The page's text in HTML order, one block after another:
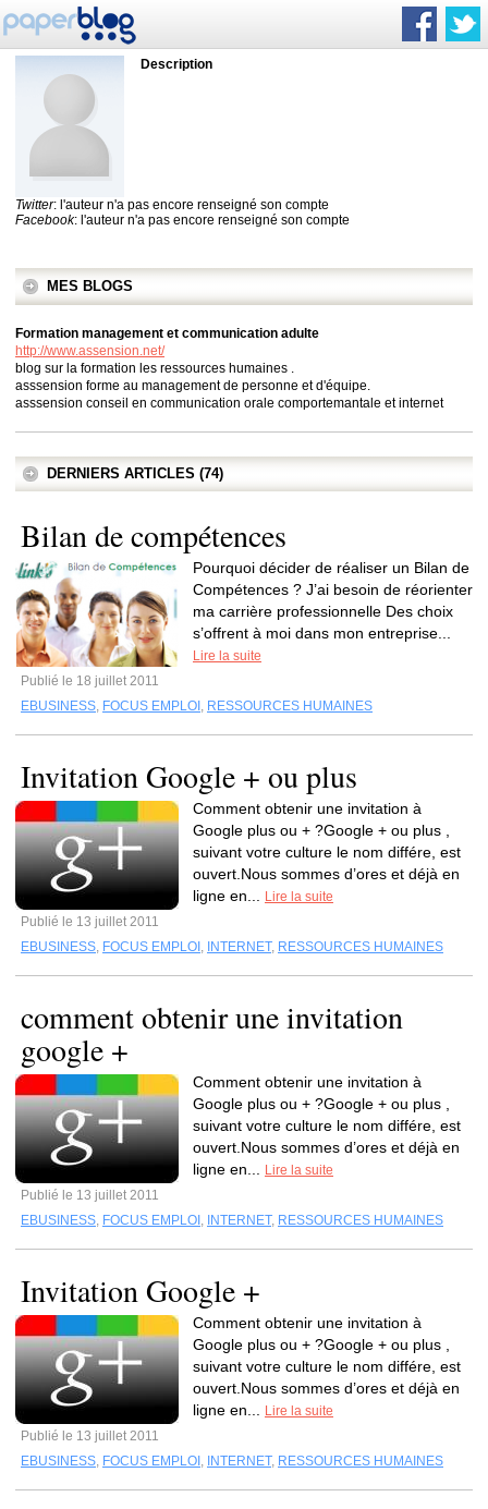
Description
Twitter: l'auteur n'a pas encore renseigné son compte
Facebook: l'auteur n'a pas encore renseigné son compte
MES BLOGS
Formation management et communication adulte
http://www.assension.net/
blog sur la formation les ressources humaines .
asssension forme au management de personne et d'équipe.
asssension conseil en communication orale comportemantale et internet
DERNIERS ARTICLES (74)
Bilan de compétences
Pourquoi décider de réaliser un Bilan de
Compétences ? J’ai besoin de réorienter
ma carrière professionnelle Des choix
s’offrent à moi dans mon entreprise...
Lire la suite
Publié le 18 juillet 2011
EBUSINESS, FOCUS EMPLOI , RESSOURCES HUMAINES
Invitation Google + ou plus
Comment obtenir une invitation à
Google plus ou + ?Google + ou plus ,
suivant votre culture le nom différe, est
ouvert.Nous sommes d’ores et déjà en
ligne en...
Lire la suite
Publié le 13 juillet 2011
EBUSINESS, FOCUS EMPLOI , INTERNET, RESSOURCES HUMAINES
comment obtenir une invitation
google +
Comment obtenir une invitation à
Google plus ou + ?Google + ou plus ,
suivant votre culture le nom différe, est
ouvert.Nous sommes d’ores et déjà en
ligne en...
Lire la suite
Publié le 13 juillet 2011
EBUSINESS, FOCUS EMPLOI , INTERNET, RESSOURCES HUMAINES
Invitation Google +
Comment obtenir une invitation à
Google plus ou + ?Google + ou plus ,
suivant votre culture le nom différe, est
ouvert.Nous sommes d’ores et déjà en
ligne en...
Lire la suite
Publié le 13 juillet 2011
EBUSINESS, FOCUS EMPLOI , INTERNET, RESSOURCES HUMAINES